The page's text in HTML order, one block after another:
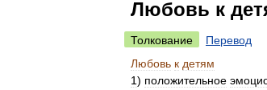
Любовь к
Толкование
Перевод
Любовь к детям
1) положительное